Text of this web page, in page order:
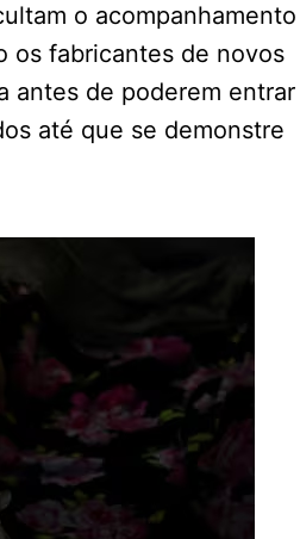
o acompanhamento
os fabricantes de novos
antes de poderem entrar
até que se demonstre